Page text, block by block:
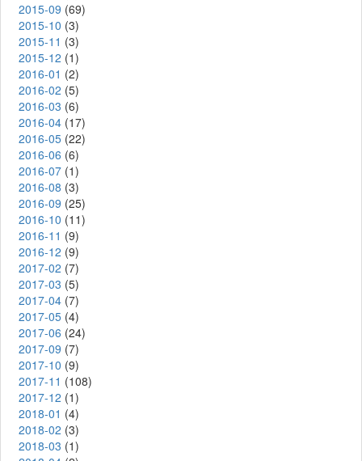
2015-09 (69)
2015-10 (3)
2015-11 (3)
2015-12 (1)
2016-01 (2)
2016-02 (5)
2016-03 (6)
2016-04 (17)
2016-05 (22)
2016-06 (6)
2016-07 (1)
2016-08 (3)
2016-09 (25)
2016-10 (11)
2016-11 (9)
2016-12 (9)
2017-02 (7)
2017-03 (5)
2017-04 (7)
2017-05 (4)
2017-06 (24)
2017-09 (7)
2017-10 (9)
2017-11 (108)
2017-12 (1)
2018-01 (4)
2018-02 (3)
2018-03 (1)